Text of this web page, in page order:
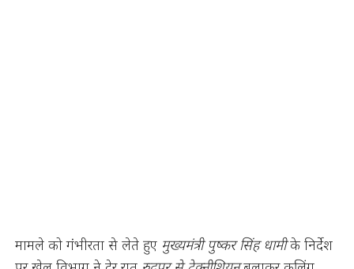
मामले को गंभीरता से लेते हुए मुख्यमंत्री पुष्कर सिंह धामीके निर्देश